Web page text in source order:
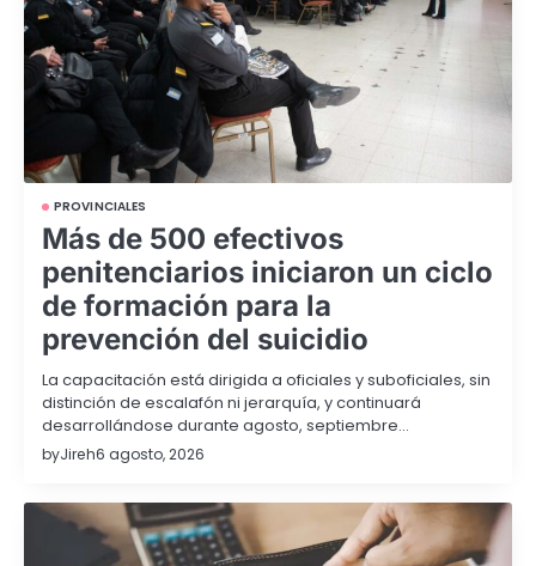
PROVINCIALES
Más de 500 efectivos
penitenciarios iniciaron un ciclo
de formación para la
prevención del suicidio
La capacitación está dirigida a oficiales y suboficiales, sin
distinción de escalafón ni jerarquía, y continuará
desarrollándose durante agosto, septiembre…
byJireh6 agosto, 2026